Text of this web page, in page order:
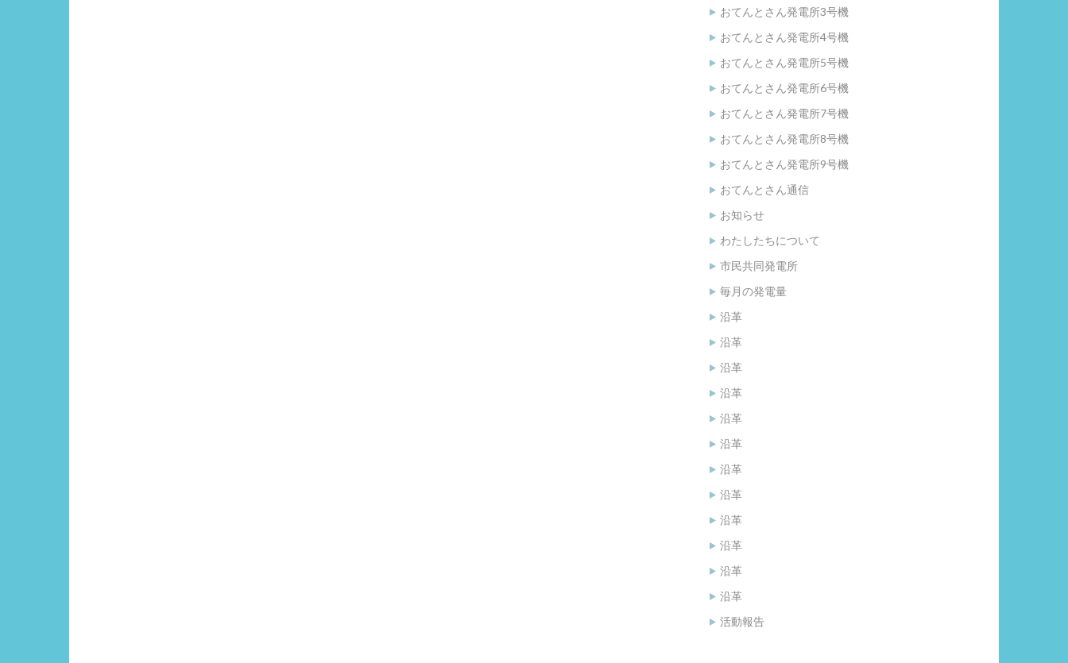
おてんとさん発電所3号機
おてんとさん発電所4号機
おてんとさん発電所5号機
おてんとさん発電所6号機
おてんとさん発電所7号機
おてんとさん発電所8号機
おてんとさん発電所9号機
おてんとさん通信
お知らせ
わたしたちについて
市民共同発電所
毎月の発電量
沿革
沿革
沿革
沿革
沿革
沿革
沿革
沿革
沿革
沿革
沿革
沿革
活動報告